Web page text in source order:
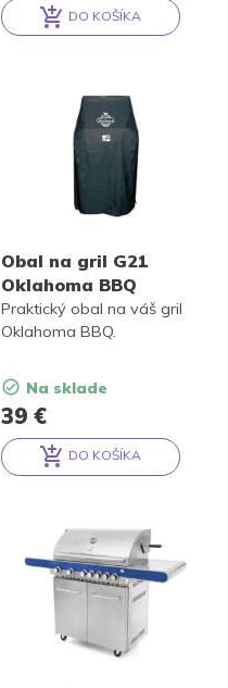
DO KOŠÍKA
Obal na gril G21
Oklahoma BBQ
39 €
Praktický obal na váš gril
Oklahoma BBQ.
Na sklade
DO KOŠÍKA